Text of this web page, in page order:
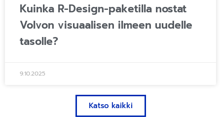
Kuinka R-Design-paketilla nostat
Volvon visuaalisen ilmeen uudelle
tasolle?
9.10.2025
Katso kaikki